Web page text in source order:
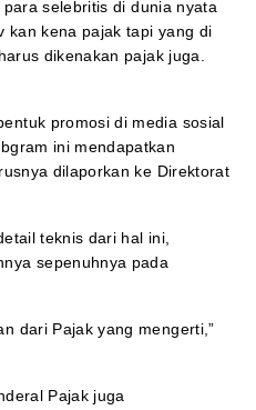
selebritis di dunia nyata
kan kena pajak tapi yang di
dikenakan pajak juga.
promosi di media sosial
ini mendapatkan
dilaporkan ke Direktorat
teknis dari hal ini,
sepenuhnya pada
dari Pajak yang mengerti,”
Pajak juga